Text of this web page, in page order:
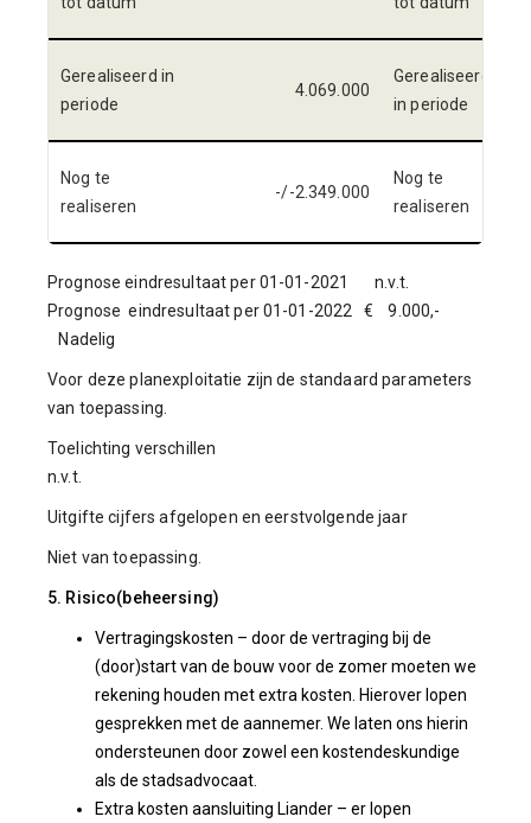
Gerealiseerd in
periode
4.069.000
Gerealiseerd
in periode
Nog te
realiseren
-/-2.349.000
Nog te
realiseren
Prognose eindresultaat per 01-01-2021 n.v.t.
Prognose eindresultaat per 01-01-2022 € 9.000,-
Nadelig
Voor deze planexploitatie zijn de standaard parameters
van toepassing.
Toelichting verschillen
n.v.t.
Uitgifte cijfers afgelopen en eerstvolgende jaar
Niet van toepassing.
5. Risico(beheersing)
Vertragingskosten – door de vertraging bij de
(door)start van de bouw voor de zomer moeten we
rekening houden met extra kosten. Hierover lopen
gesprekken met de aannemer. We laten ons hierin
ondersteunen door zowel een kostendeskundige
als de stadsadvocaat.
Extra kosten aansluiting Liander – er lopen